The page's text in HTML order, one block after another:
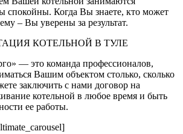
спокойны. Когда Вы знаете, кто может
– Вы уверены за результат.
— это команда профессионалов,
Вашим объектом столько, сколько
заключить с нами договор на
котельной в любое время и быть
ее работы.